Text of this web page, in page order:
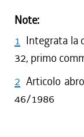
Note:
1 Integrata la
32, primo
2 Articolo
46/1986